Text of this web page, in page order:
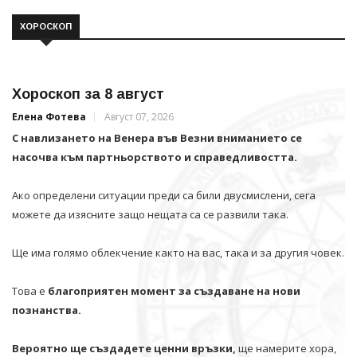
ХОРОСКОП
Хороскоп за 8 август
Елена Фотева Август 07, 2026
С навлизането на Венера във Везни вниманието се
насочва към партньорството и справедливостта.
Ако определени ситуации преди са били двусмислени, сега
можете да изясните защо нещата са се развили така.
Ще има голямо облекчение както на вас, така и за другия човек.
Това е благоприятен момент за създаване на нови
познанства.
Вероятно ще създадете ценни връзки, ще намерите хора,